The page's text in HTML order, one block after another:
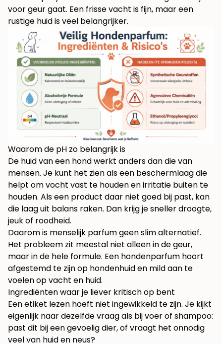
voor geur gaat. Een frisse vacht is fijn, maar een
rustige huid is veel belangrijker.
Waarom de pH zo belangrijk is
De huid van een hond werkt anders dan die van
mensen. Je kunt het zien als een beschermlaag die
helpt om vocht vast te houden en irritatie buiten te
houden. Als een product daar niet goed bij past, kan
die laag uit balans raken. Dan krijg je sneller droogte,
jeuk of roodheid.
Daarom is menselijk parfum geen slim alternatief.
Het probleem zit meestal niet alleen in de geur,
maar in de hele formule. Een hondenparfum hoort
afgestemd te zijn op hondenhuid en mild aan te
voelen op vacht en huid.
Ingrediënten waar je liever kritisch op bent
Een etiket lezen hoeft niet ingewikkeld te zijn. Je kijkt
eigenlijk naar dezelfde vraag als bij voer of shampoo:
past dit bij een gevoelig dier, of vraagt het onnodig
veel van huid en neus?